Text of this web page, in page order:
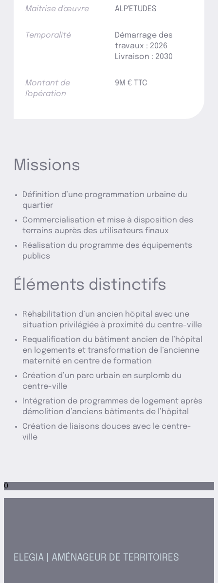
Maitrise d'œuvre ALP'ETUDES
Temporalité
Démarrage des
travaux : 2026
Livraison : 2030
Montant de
l'opération
9M € TTC
Missions
Définition d’une programmation urbaine du
quartier
Commercialisation et mise à disposition des
terrains auprès des utilisateurs finaux
Réalisation du programme des équipements
publics
Éléments distinctifs
Réhabilitation d’un ancien hôpital avec une
situation privilégiée à proximité du centre-ville
Requalification du bâtiment ancien de l’hôpital
en logements et transformation de l’ancienne
maternité en centre de formation
Création d’un parc urbain en surplomb du
centre-ville
Intégration de programmes de logement après
démolition d’anciens bâtiments de l’hôpital
Création de liaisons douces avec le centre-
ville
0
ELEGIA | AMÉNAGEUR DE TERRITOIRES